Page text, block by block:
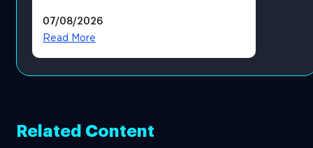
โดยตรง
07/08/2026
Read More
Related Content